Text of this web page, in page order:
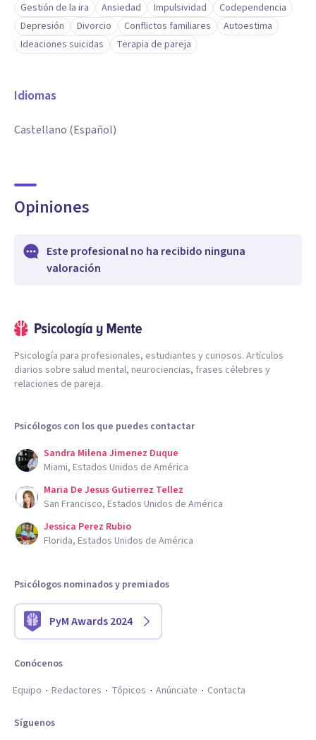
Gestión de la ira Ansiedad Impulsividad
Codependencia
Depresión
Divorcio Conflictos familiares
Autoestima
Ideaciones suicidas
Terapia de pareja
Idiomas
Castellano (Español)
Opiniones
Este profesional no ha recibido ninguna
valoración
Psicología para profesionales, estudiantes y curiosos. Artículos
diarios sobre salud mental, neurociencias, frases célebres y
relaciones de pareja.
Psicólogos con los que puedes contactar
Sandra Milena Jimenez Duque
Miami, Estados Unidos de América
Maria De Jesus Gutierrez Tellez
San Francisco, Estados Unidos de América
Jessica Perez Rubio
Florida, Estados Unidos de América
Psicólogos nominados y premiados
PyM Awards 2024
Conócenos
Equipo
Redactores Tópicos Anúnciate Contacta
Síguenos